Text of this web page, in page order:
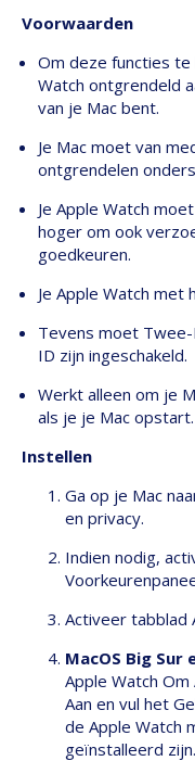
Voorwaarden
Om deze functies te
Watch ontgrendeld
van je Mac bent.
Je Mac moet van
ontgrendelen
Je Apple Watch
hoger om ook
goedkeuren.
Je Apple Watch met
Tevens moet
ID zijn ingeschakeld.
Werkt alleen om je
als je je Mac opstart.
Instellen
Ga op je Mac
en privacy.
Indien nodig,
Activeer tabblad
MacOS Big Sur
Apple Watch Om
Aan en vul het
de Apple Watch
geïnstalleerd zijn.